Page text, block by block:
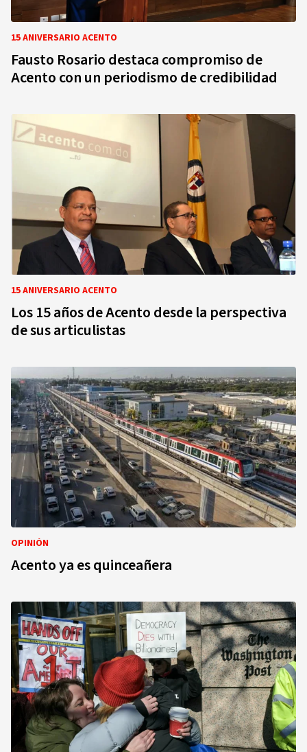
15 ANIVERSARIO ACENTO
Fausto Rosario destaca compromiso de
Acento con un periodismo de credibilidad
15 ANIVERSARIO ACENTO
Los 15 años de Acento desde la perspectiva
de sus articulistas
OPINIÓN
Acento ya es quinceañera